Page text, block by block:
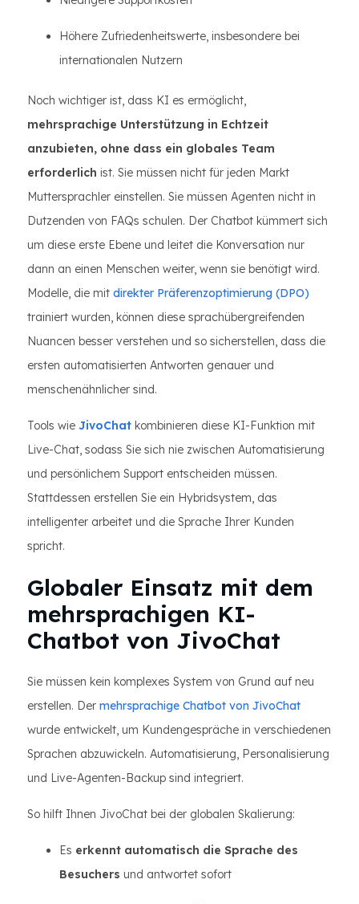
Höhere Zufriedenheitswerte, insbesondere bei
internationalen Nutzern
Noch wichtiger ist, dass KI es ermöglicht,
mehrsprachige Unterstützung in Echtzeit
anzubieten, ohne dass ein globales Team
erforderlich ist. Sie müssen nicht für jeden Markt
Muttersprachler einstellen. Sie müssen Agenten nicht in
Dutzenden von FAQs schulen. Der Chatbot kümmert sich
um diese erste Ebene und leitet die Konversation nur
dann an einen Menschen weiter, wenn sie benötigt wird.
Modelle, die mit direkter Präferenzoptimierung (DPO)
trainiert wurden, können diese sprachübergreifenden
Nuancen besser verstehen und so sicherstellen, dass die
ersten automatisierten Antworten genauer und
menschenähnlicher sind.
Tools wie JivoChat kombinieren diese KI-Funktion mit
Live-Chat, sodass Sie sich nie zwischen Automatisierung
und persönlichem Support entscheiden müssen.
Stattdessen erstellen Sie ein Hybridsystem, das
intelligenter arbeitet und die Sprache Ihrer Kunden
spricht.
Globaler Einsatz mit dem
mehrsprachigen KI-
Chatbot von JivoChat
Sie müssen kein komplexes System von Grund auf neu
erstellen. Der mehrsprachige Chatbot von JivoChat
wurde entwickelt, um Kundengespräche in verschiedenen
Sprachen abzuwickeln. Automatisierung, Personalisierung
und Live-Agenten-Backup sind integriert.
So hilft Ihnen JivoChat bei der globalen Skalierung:
Es erkennt automatisch die Sprache des
Besuchers und antwortet sofort